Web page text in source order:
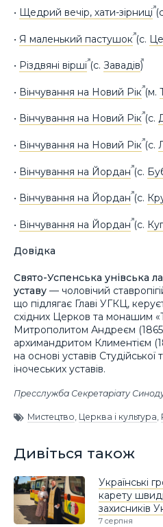
• Щедрий вечір, хати-зірниці
• Я маленький пастушок(с.
• Різдвяні вірші(с. Завадів)
• Вінчування на Новий Рік(м.
• Вінчування на Новий Рік(с.
• Вінчування на Новий Рік(с.
• Вінчування на Йордан(с.
• Вінчування на Йордан(с.
• Вінчування на Йордан(с.
Довідка
Свято-Успенська унівська
уставу — чоловічий
що підлягає Главі УГКЦ,
східних Церков та монашим
Митрополитом Андреєм
архимандритом Климентієм
на основі уставів Студійської
іночеських уставів.
Пресслужба Секретаріату
Мистецтво, Церква і культура,
Дивіться також
Українські
карету
захисників
7 серпня